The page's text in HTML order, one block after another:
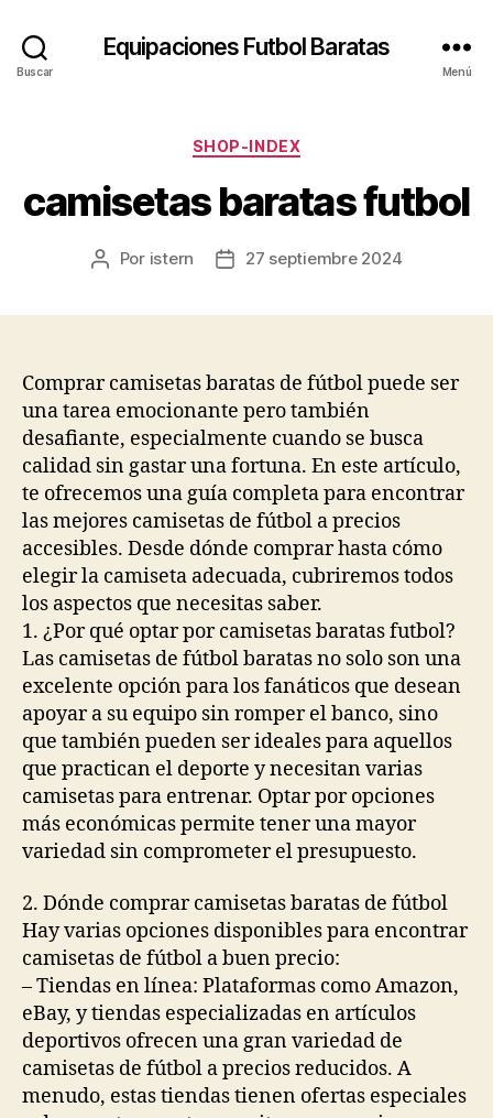
Buscar
Equipaciones Futbol Baratas
Menú
Categorías
SHOP-INDEX
camisetas baratas futbol
Autor
Por istern
Fecha27 septiembre 2024
Comprar camisetas baratas de fútbol puede ser
una tarea emocionante pero también
desafiante, especialmente cuando se busca
calidad sin gastar una fortuna. En este artículo,
te ofrecemos una guía completa para encontrar
las mejores camisetas de fútbol a precios
accesibles. Desde dónde comprar hasta cómo
elegir la camiseta adecuada, cubriremos todos
los aspectos que necesitas saber.
1. ¿Por qué optar por camisetas baratas futbol?
Las camisetas de fútbol baratas no solo son una
excelente opción para los fanáticos que desean
apoyar a su equipo sin romper el banco, sino
que también pueden ser ideales para aquellos
que practican el deporte y necesitan varias
camisetas para entrenar. Optar por opciones
más económicas permite tener una mayor
variedad sin comprometer el presupuesto.
2. Dónde comprar camisetas baratas de fútbol
Hay varias opciones disponibles para encontrar
camisetas de fútbol a buen precio:
– Tiendas en línea: Plataformas como Amazon,
eBay, y tiendas especializadas en artículos
deportivos ofrecen una gran variedad de
camisetas de fútbol a precios reducidos. A
menudo, estas tiendas tienen ofertas especiales